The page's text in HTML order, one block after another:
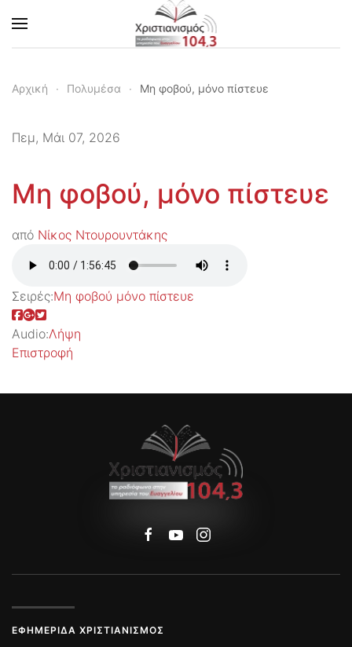
Skip to main content
Αρχική Πολυμέσα Μη φοβού, μόνο πίστευε
Πεμ, Μάι 07, 2026
Μη φοβού, μόνο πίστευε
από Νίκος Ντουρουντάκης
Σειρές:Μη φοβού μόνο πίστευε
Audio:Λήψη
Επιστροφή
ΕΦΗΜΕΡΊΔΑ ΧΡΙΣΤΙΑΝΙΣΜΌΣ